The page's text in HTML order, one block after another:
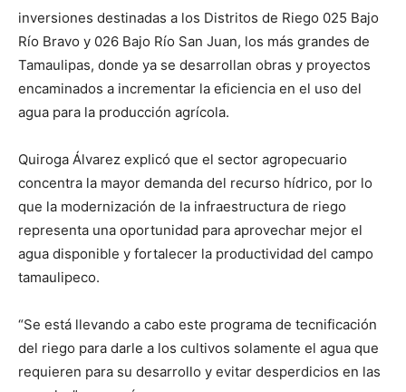
inversiones destinadas a los Distritos de Riego 025 Bajo
Río Bravo y 026 Bajo Río San Juan, los más grandes de
Tamaulipas, donde ya se desarrollan obras y proyectos
encaminados a incrementar la eficiencia en el uso del
agua para la producción agrícola.
Quiroga Álvarez explicó que el sector agropecuario
concentra la mayor demanda del recurso hídrico, por lo
que la modernización de la infraestructura de riego
representa una oportunidad para aprovechar mejor el
agua disponible y fortalecer la productividad del campo
tamaulipeco.
“Se está llevando a cabo este programa de tecnificación
del riego para darle a los cultivos solamente el agua que
requieren para su desarrollo y evitar desperdicios en las